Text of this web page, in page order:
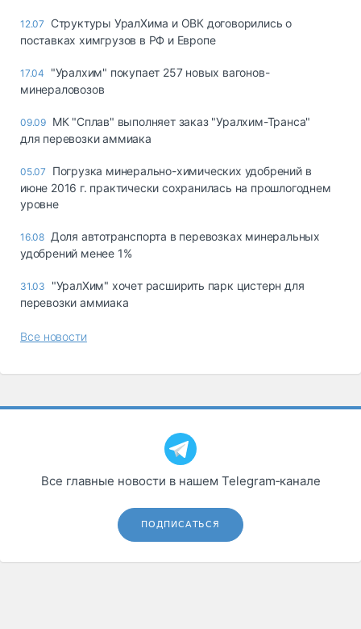
Спецтехника
запчасти, шины
12.07
Структуры УралХима и ОВК договорились о
поставках химгрузов в РФ и Европе
17.04
"Уралхим" покупает 257 новых вагонов-
минераловозов
09.09 МК "Сплав" выполняет заказ "Уралхим-Транса"
для перевозки аммиака
05.07
Погрузка минерально-химических удобрений в
июне 2016 г. практически сохранилась на прошлогоднем
уровне
16.08 Доля автотранспорта в перевозках минеральных
удобрений менее 1%
31.03
"УралХим" хочет расширить парк цистерн для
перевозки аммиака
Все новости
Все главные новости в нашем Telegram‑канале
ПОДПИСАТЬСЯ